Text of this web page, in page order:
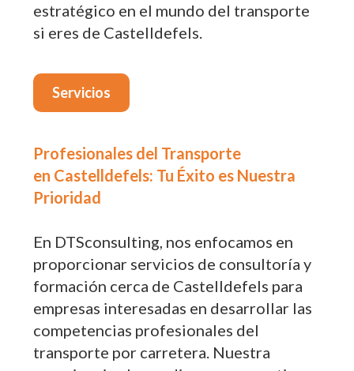
estratégico en el mundo del transporte
si eres de Castelldefels.
Servicios
Profesionales del Transporte
en Castelldefels: Tu Éxito es Nuestra
Prioridad
En DTSconsulting, nos enfocamos en
proporcionar servicios de consultoría y
formación cerca de Castelldefels para
empresas interesadas en desarrollar las
competencias profesionales del
transporte por carretera. Nuestra